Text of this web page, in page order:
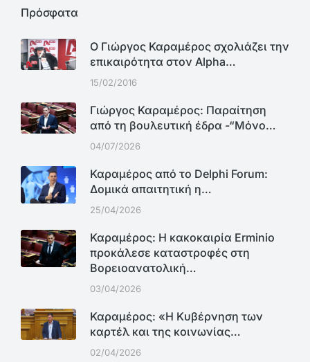
Πρόσφατα
Ο Γιώργος Καραμέρος σχολιάζει την
επικαιρότητα στον Alpha…
15/02/2016
Γιώργος Καραμέρος: Παραίτηση
από τη βουλευτική έδρα -“Μόνο…
04/07/2026
Καραμέρος από το Delphi Forum:
Δομικά απαιτητική η…
25/04/2026
Καραμέρος: Η κακοκαιρία Erminio
προκάλεσε καταστροφές στη
Βορειοανατολική…
03/04/2026
Καραμέρος: «Η Κυβέρνηση των
καρτέλ και της κοινωνίας…
02/04/2026